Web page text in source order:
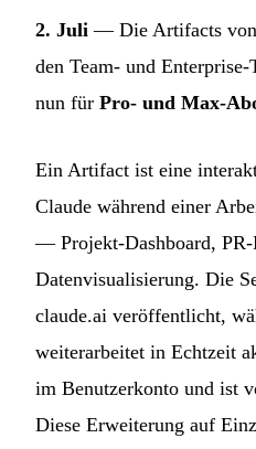
2. Juli — Die Artifacts von
den Team- und
nun für Pro- und Max-
Ein Artifact ist eine
Claude während einer
— Projekt-Dashboard,
Datenvisualisierung. Die
claude.ai veröffentlicht,
weiterarbeitet in Echtzeit
im Benutzerkonto und ist
Diese Erweiterung auf